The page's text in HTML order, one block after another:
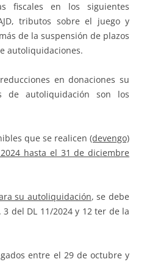
fiscales en los siguientes
tributos sobre el juego y
de la suspensión de plazos
autoliquidaciones.
en donaciones su
de autoliquidación son los
que se realicen (devengo)
hasta el 31 de diciembre
su autoliquidación, se debe
del DL 11/2024 y 12 ter de la
entre el 29 de octubre y